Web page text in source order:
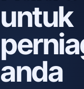
untuk
anda